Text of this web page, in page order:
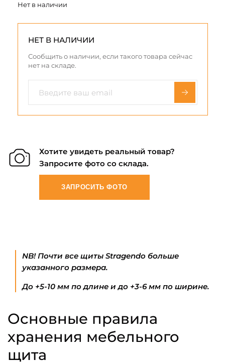
Нет в наличии
НЕТ В НАЛИЧИИ
Сообщить о наличии, если такого товара сейчас
нет на складе.
Хотите увидеть реальный товар?
Запросите фото со склада.
ЗАПРОСИТЬ ФОТО
NB! Почти все щиты Stragendo больше
указанного размера.
До +5-10 мм по длине и до +3-6 мм по ширине.
Основные правила
хранения мебельного
щита